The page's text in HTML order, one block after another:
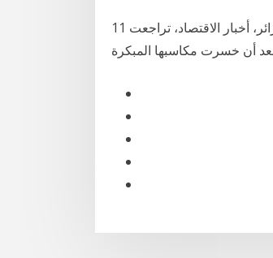
11 آذار (مارس) 2020 مرحبا بك في موقع الخبر الإلكتروني، آخر الأخبار من الجزائر، أخبار الاقتصاد، تراجعت